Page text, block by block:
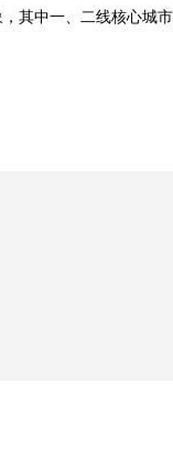
中一、二线核心城